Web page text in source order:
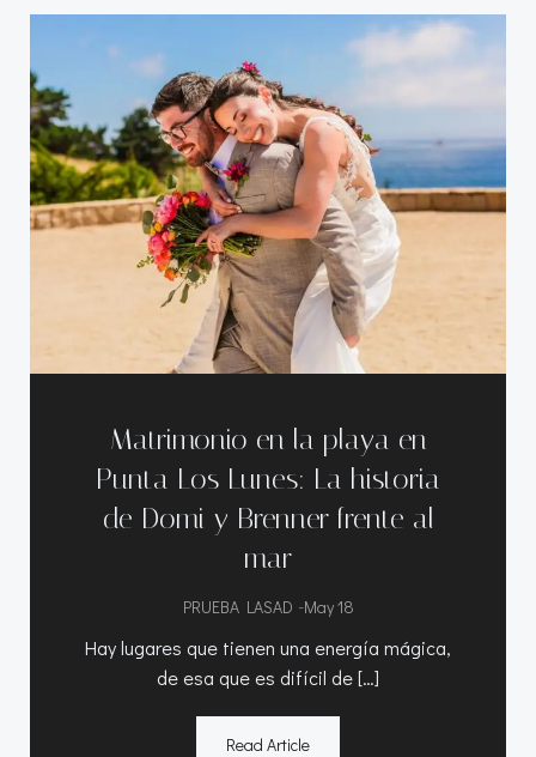
Matrimonio en la playa en
Punta Los Lunes: La historia
de Domi y Brenner frente al
mar
PRUEBA LASAD -May 18
Hay lugares que tienen una energía mágica,
de esa que es difícil de […]
Read Article